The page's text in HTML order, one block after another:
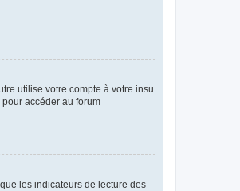
utilise votre compte à votre insu
accéder au forum
les indicateurs de lecture des